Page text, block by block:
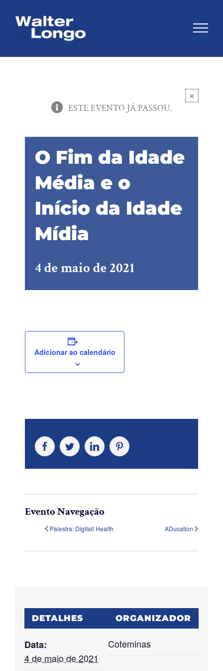
×
ESTE EVENTO JÁ PASSOU.
O Fim da Idade
Média e o
Início da Idade
Mídia
4 de maio de 2021
Adicionar ao calendário
FacebookTwitterLinkedInPinterest
Evento Navegação
Palestra: Digitall Health ADucation
DETALHES
Data:
4 de maio de 2021
ORGANIZADOR
Coteminas